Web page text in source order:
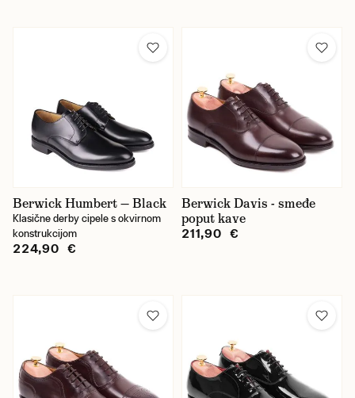
slip on cipela
tenisice
Berwick Humbert — Black
Klasične derby cipele s okvirnom
konstrukcijom
224,90 €
Berwick Davis - smeđe
poput kave
211,90 €